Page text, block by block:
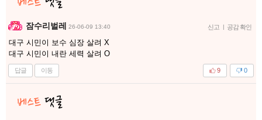
잠수리벌레 26-06-09 13:40 신고 | 공감 확인
대구 시민이 보수 심장 살려 X
대구 시민이 내란 세력 살려 O
답글 이동 0
9